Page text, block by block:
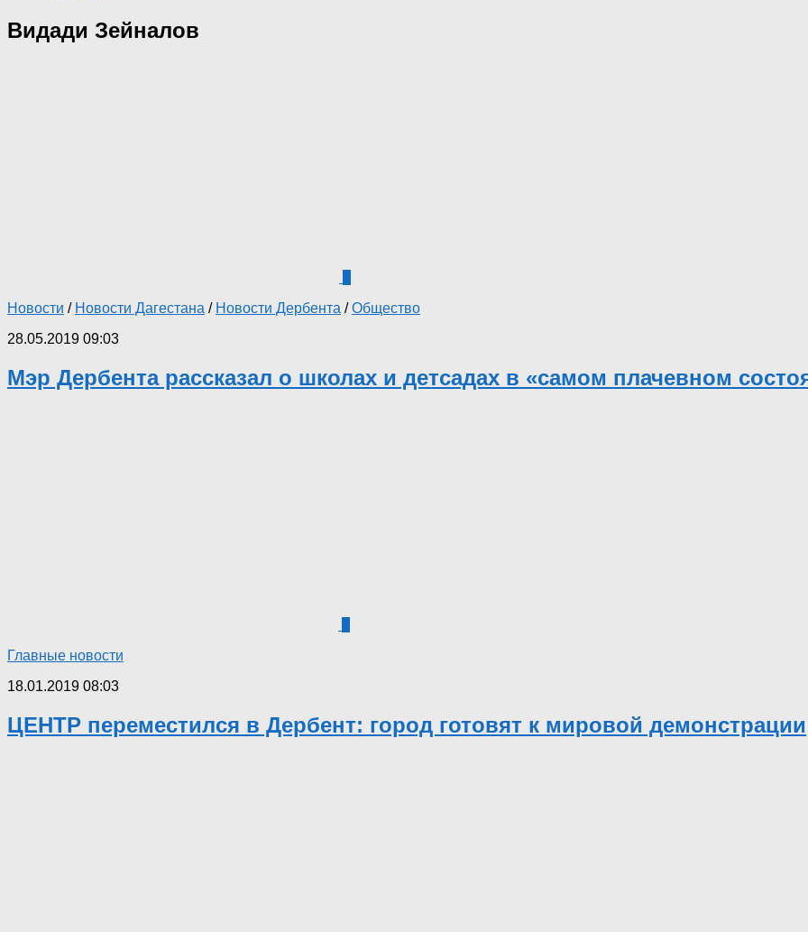
Видади Зейналов
Новости / Новости Дагестана / Новости Дербента /Общество
28.05.2019 09:03
Мэр Дербента рассказал о школах и детсадах в «самом плачевном
Главные новости
18.01.2019 08:03
ЦЕНТР переместился в Дербент: город готовят к мировой демонстрации